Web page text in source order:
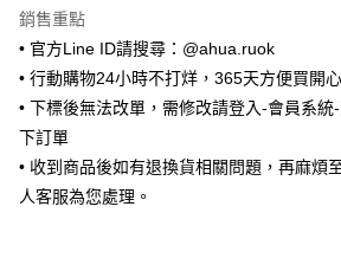
悠遊付
ATM付款
全家取貨付款
每筆NT$65，滿NT$688(含以上)免運費
銷售重點
• 官方Line ID請搜尋：@ahua.ruok
• 行動購物24小時不打烊，365天方便買開心
• 下標後無法改單，需修改請登入-會員系
下訂單
• 收到商品後如有退換貨相關問題，再麻煩
人客服為您處理。